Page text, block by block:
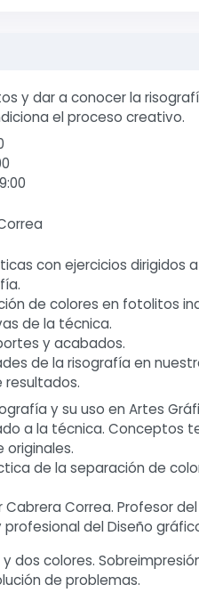
y dar a conocer la
el proceso creativo.
con ejercicios dirigidos
de colores en fotolitos
de la técnica.
y acabados.
de la risografía en
resultados.
y su uso en Artes
a la técnica. Conceptos
originales.
de la separación de
Cabrera Correa. Profesor
profesional del Diseño
dos colores.
de problemas.